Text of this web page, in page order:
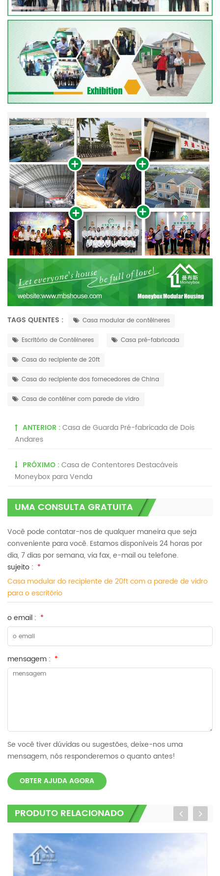
TAGS QUENTES : Casa modular de contêineres
Escritório de Contêineres Casa pré-fabricada
Casa do recipiente de 20ft
Casa do recipiente dos fornecedores de China
Casa de contêiner com parede de vidro
ANTERIOR :Casa de Guarda Pré-fabricada de Dois
Andares
PRÓXIMO :Casa de Contentores Destacáveis ​​
Moneybox para Venda
UMA CONSULTA GRATUITA
Você pode contatar-nos de qualquer maneira que seja
conveniente para você. Estamos disponíveis 24 horas por
dia, 7 dias por semana, via fax, e-mail ou telefone.
sujeito : *
Casa modular do recipiente de 20ft com a parede de vidro
para o escritório
o email : *
mensagem : *
Se você tiver dúvidas ou sugestões, deixe-nos uma
mensagem, nós responderemos o quanto antes!
OBTER AJUDA AGORA
PRODUTO RELACIONADO